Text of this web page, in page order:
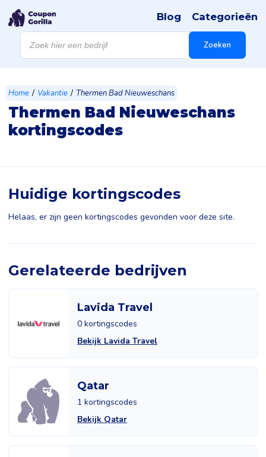
Producten
zoeken Zoeken
Blog Categorieën
Home / Vakantie / Thermen Bad Nieuweschans
Thermen Bad Nieuweschans
kortingscodes
Huidige kortingscodes
Helaas, er zijn geen kortingscodes gevonden voor deze site.
Gerelateerde bedrijven
Lavida Travel
0 kortingscodes
Bekijk Lavida Travel
Qatar
1 kortingscodes
Bekijk Qatar